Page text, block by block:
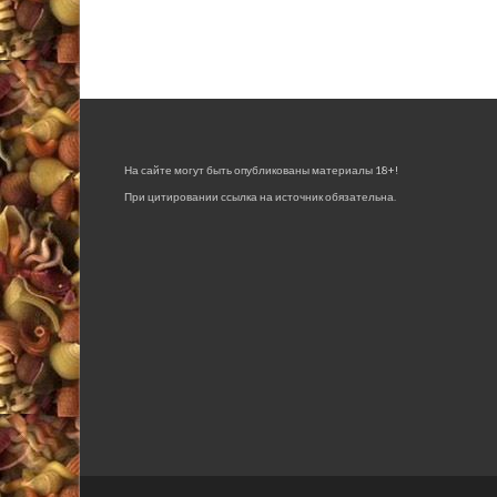
На сайте могут быть опубликованы материалы 18+!
При цитировании ссылка на источник обязательна.